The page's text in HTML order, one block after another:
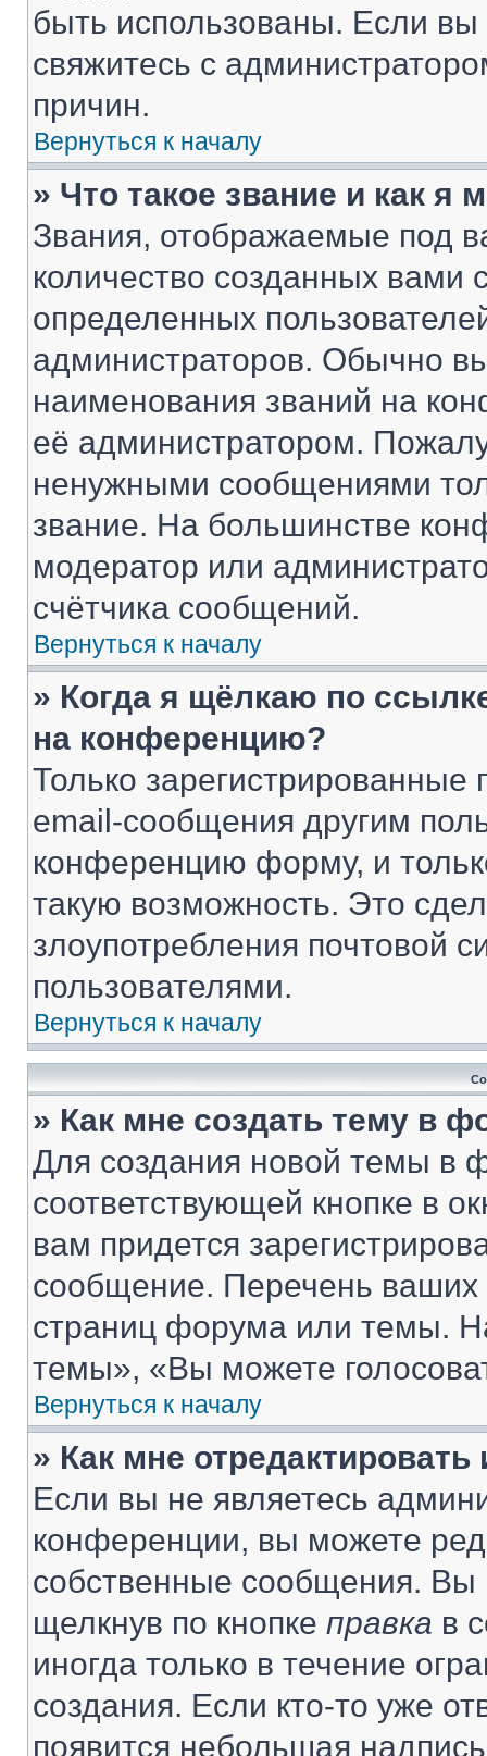
быть использованы. Если
свяжитесь с
причин.
Вернуться к началу
» Что такое звание и как я
Звания, отображаемые под
количество созданных
определенных
администраторов. Обычно
наименования званий на
её администратором.
ненужными сообщениями
звание. На большинстве
модератор или
счётчика сообщений.
Вернуться к началу
» Когда я щёлкаю по
на конференцию?
Только зарегистрированные
email-сообщения другим
конференцию форму, и
такую возможность. Это
злоупотребления почтовой
пользователями.
Вернуться к началу
» Как мне создать тему в
Для создания новой темы в
соответствующей кнопке в
вам придется
сообщение. Перечень ваших
страниц форума или темы.
темы», «Вы можете
Вернуться к началу
» Как мне
Если вы не являетесь
конференции, вы можете
собственные сообщения. Вы
щелкнув по кнопке правка в
иногда только в течение
создания. Если кто-то уже
появится небольшая